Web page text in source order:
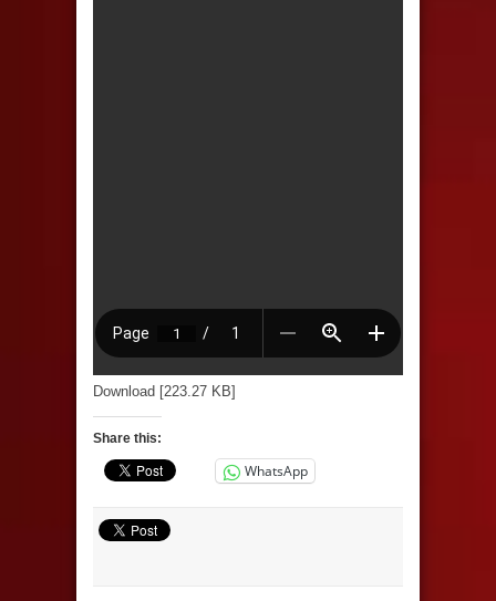
Download [223.27 KB]
Share this:
WhatsApp